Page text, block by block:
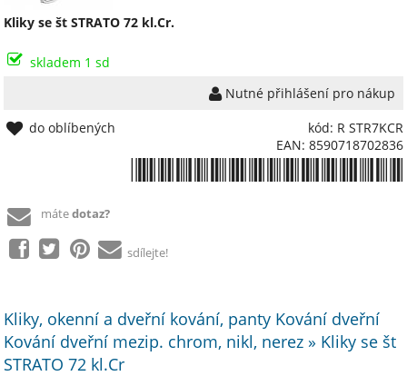
Kliky se št STRATO 72 kl.Cr.
skladem 1 sd
Nutné přihlášení pro nákup
kód: R STR7KCR
EAN: 8590718702836
do oblíbených
mátedotaz?
sdílejte!
Kliky, okenní a dveřní kování, panty Kování dveřní
Kování dveřní mezip. chrom, nikl, nerez » Kliky se št
STRATO 72 kl.Cr